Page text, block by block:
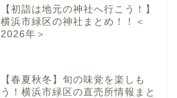
【初詣は地元の神社へ行こう！】
横浜市緑区の神社まとめ！！＜
2026年＞
【春夏秋冬】旬の味覚を楽しも
う！横浜市緑区の直売所情報まと